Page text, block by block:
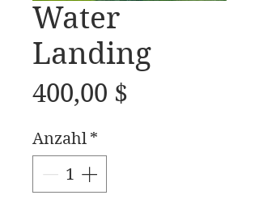
Water
Landing
400,00 $
Anzahl *